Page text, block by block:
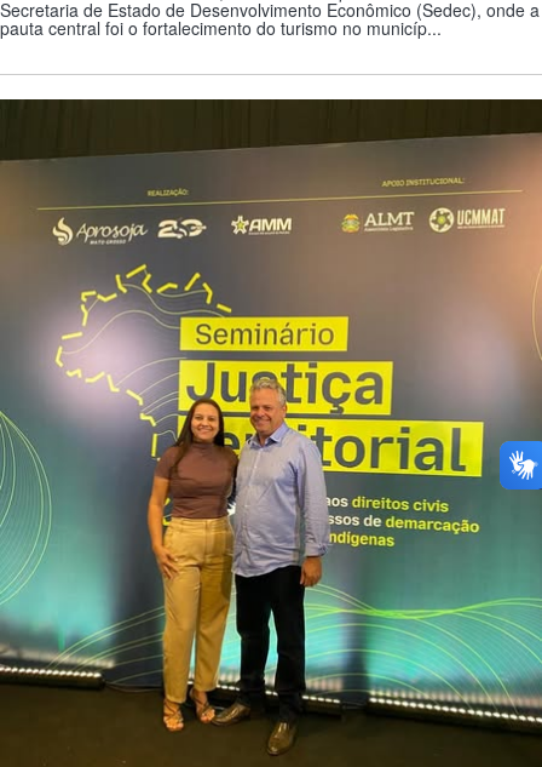
Secretaria de Estado de Desenvolvimento Econômico (Sedec), onde a
pauta central foi o fortalecimento do turismo no municíp...